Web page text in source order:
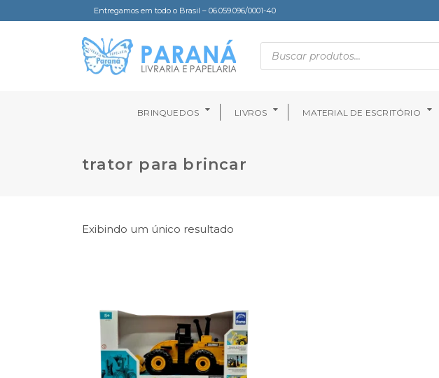
Entregamos em todo o Brasil – 06.059.096/0001-40
BRINQUEDOS LIVROS MATERIAL DE ESCRITÓRIO
trator para brincar
Exibindo um único resultado